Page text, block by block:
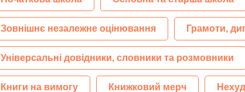
Зовнішнє незалежне оцінювання Грамоти,
Універсальні довідники, словники та розмовники
Книги на вимогу Книжковий мерч